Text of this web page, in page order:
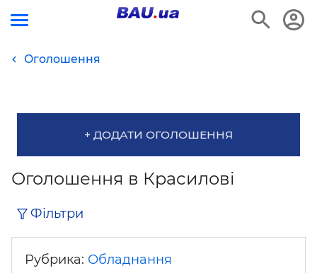
Оголошення
+ ДОДАТИ ОГОЛОШЕННЯ
Оголошення в Красилові
Фільтри
Рубрика: Обладнання